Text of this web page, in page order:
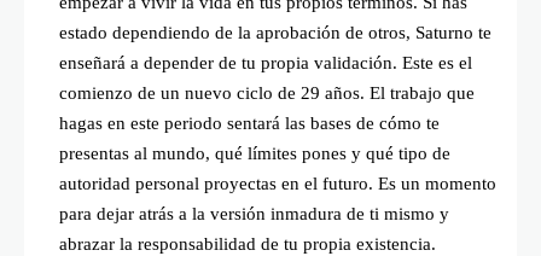
estado dependiendo de la aprobación de otros, Saturno te
enseñará a depender de tu propia validación. Este es el
comienzo de un nuevo ciclo de 29 años. El trabajo que
hagas en este periodo sentará las bases de cómo te
presentas al mundo, qué límites pones y qué tipo de
autoridad personal proyectas en el futuro. Es un momento
para dejar atrás a la versión inmadura de ti mismo y
abrazar la responsabilidad de tu propia existencia.